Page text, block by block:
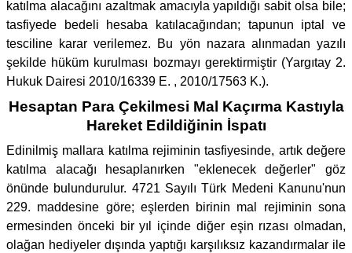
katılma alacağını azaltmak amacıyla yapıldığı sabit olsa bile;
tasfiyede bedeli hesaba katılacağından; tapunun iptal ve
tesciline karar verilemez. Bu yön nazara alınmadan yazılı
şekilde hüküm kurulması bozmayı gerektirmiştir (Yargıtay 2.
Hukuk Dairesi 2010/16339 E. , 2010/17563 K.).
Hesaptan Para Çekilmesi Mal Kaçırma Kastıyla
Hareket Edildiğinin İspatı
Edinilmiş mallara katılma rejiminin tasfiyesinde, artık değere
katılma alacağı hesaplanırken "eklenecek değerler" göz
önünde bulundurulur. 4721 Sayılı Türk Medeni Kanunu'nun
229. maddesine göre; eşlerden birinin mal rejiminin sona
ermesinden önceki bir yıl içinde diğer eşin rızası olmadan,
olağan hediyeler dışında yaptığı karşılıksız kazandırmalar ile